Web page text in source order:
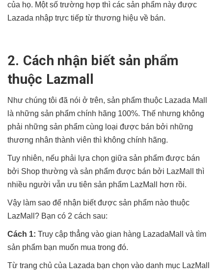
của họ. Một số trường hợp thì các sản phẩm này được
Lazada nhập trực tiếp từ thương hiệu về bán.
2. Cách nhận biết sản phẩm
thuộc Lazmall
Như chúng tôi đã nói ở trên, sản phẩm thuộc Lazada Mall
là những sản phẩm chính hãng 100%. Thế nhưng không
phải những sản phẩm cùng loại được bán bởi những
thương nhân thành viên thì không chính hãng.
Tuy nhiên, nếu phải lựa chọn giữa sản phẩm được bán
bởi Shop thường và sản phẩm được bán bởi LazMall thì
nhiều người vẫn ưu tiên sản phẩm LazMall hơn rồi.
Vậy làm sao để nhận biết được sản phẩm nào thuộc
LazMall? Bạn có 2 cách sau:
Cách 1: Truy cập thẳng vào gian hàng LazadaMall và tìm
sản phẩm bạn muốn mua trong đó.
Từ trang chủ của Lazada bạn chọn vào danh mục LazMall